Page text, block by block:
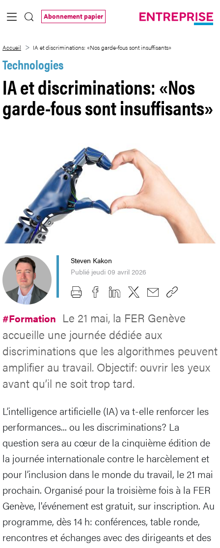
Saut au contenu principal
Abonnement papier
Accueil IA et discriminations: «Nos garde-fous sont insuffisants»
Technologies
IA et discriminations: «Nos
garde-fous sont insuffisants»
Steven Kakon
Publié jeudi 09 avril 2026
#Formation Le 21 mai, la FER Genève
accueille une journée dédiée aux
discriminations que les algorithmes peuvent
amplifier au travail. Objectif: ouvrir les yeux
avant qu’il ne soit trop tard.
L’intelligence artificielle (IA) va t-elle renforcer les
performances... ou les discriminations? La
question sera au cœur de la cinquième édition de
la journée internationale contre le harcèlement et
pour l’inclusion dans le monde du travail, le 21 mai
prochain. Organisé pour la troisième fois à la FER
Genève, l'événement est gratuit, sur inscription. Au
programme, dès 14 h: conférences, table ronde,
rencontres et échanges avec des dirigeants et des